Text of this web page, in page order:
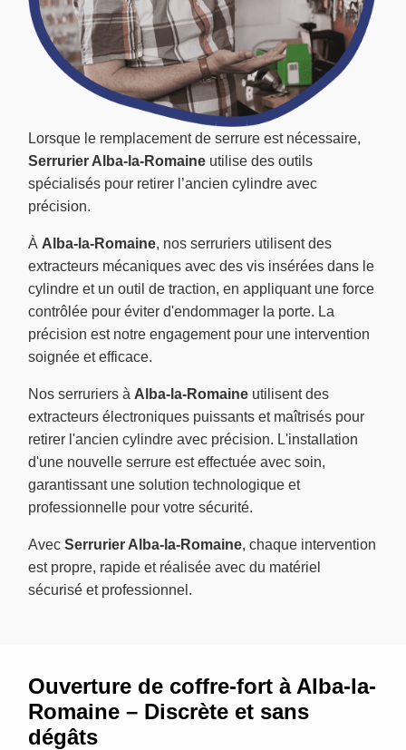
Lorsque le remplacement de serrure est nécessaire,
Serrurier Alba-la-Romaine utilise des outils
spécialisés pour retirer l’ancien cylindre avec
précision.
À Alba-la-Romaine, nos serruriers utilisent des
extracteurs mécaniques avec des vis insérées dans le
cylindre et un outil de traction, en appliquant une force
contrôlée pour éviter d'endommager la porte. La
précision est notre engagement pour une intervention
soignée et efficace.
Nos serruriers à Alba-la-Romaine utilisent des
extracteurs électroniques puissants et maîtrisés pour
retirer l'ancien cylindre avec précision. L'installation
d'une nouvelle serrure est effectuée avec soin,
garantissant une solution technologique et
professionnelle pour votre sécurité.
Avec Serrurier Alba-la-Romaine, chaque intervention
est propre, rapide et réalisée avec du matériel
sécurisé et professionnel.
Ouverture de coffre-fort à Alba-la-
Romaine – Discrète et sans
dégâts